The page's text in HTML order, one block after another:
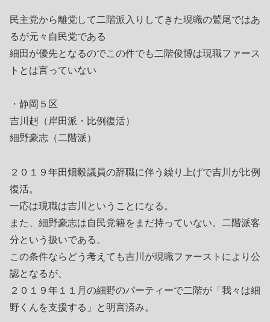
民主党から離党して二階派入りしてきた現職の鷲尾ではあ
るが元々自民党である
細田が優先となるのでこの件でも二階俊博は現職ファース
トとは言っていない
・静岡５区
吉川赳（岸田派・比例復活）
細野豪志（二階派）
２０１９年田畑毅議員の辞職に伴う繰り上げで吉川が比例
復活。
一応は現職は吉川ということになる。
また、細野豪志は自民党籍をまだ持っていない。二階派客
分という扱いである。
この条件ならどう考えても吉川が現職ファーストにより公
認となるが、
２０１９年１１月の細野のパーティーで二階が「我々は細
野くんを支援する」と明言済み。